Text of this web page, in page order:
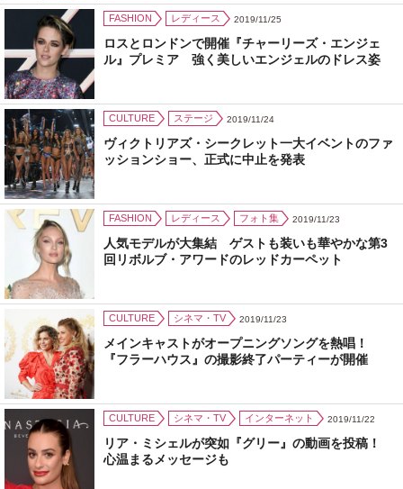
FASHION レディース 2019/11/25
ロスとロンドンで開催『チャーリーズ・エンジェ
ル』プレミア 強く美しいエンジェルのドレス姿
CULTURE ステージ 2019/11/24
ヴィクトリアズ・シークレット一大イベントのファ
ッションショー、正式に中止を発表
FASHION レディース フォト集 2019/11/23
人気モデルが大集結 ゲストも装いも華やかな第3
回リボルブ・アワードのレッドカーペット
CULTURE シネマ・TV 2019/11/23
メインキャストがオープニングソングを熱唱！
『フラーハウス』の撮影終了パーティーが開催
CULTURE シネマ・TV インターネット 2019/11/22
リア・ミシェルが突如『グリー』の動画を投稿！
心温まるメッセージも